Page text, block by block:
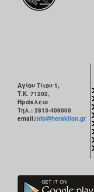
Αγίου Τίτου 1,
Τ.Κ. 71202,
Ηράκλειο
Τηλ.: 2813-409000
email:info@heraklion.gr